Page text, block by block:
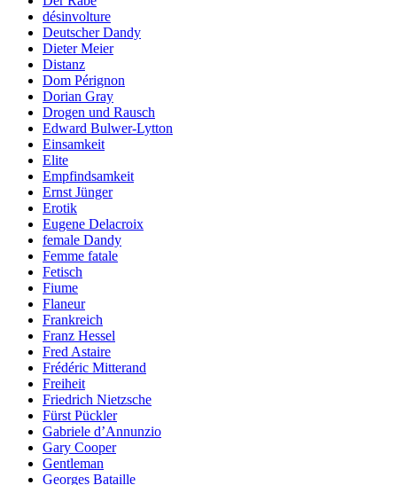
désinvolture
Deutscher Dandy
Dieter Meier
Distanz
Dom Pérignon
Dorian Gray
Drogen und Rausch
Edward Bulwer-Lytton
Einsamkeit
Elite
Empfindsamkeit
Ernst Jünger
Erotik
Eugene Delacroix
female Dandy
Femme fatale
Fetisch
Fiume
Flaneur
Frankreich
Franz Hessel
Fred Astaire
Frédéric Mitterand
Freiheit
Friedrich Nietzsche
Fürst Pückler
Gabriele d’Annunzio
Gary Cooper
Gentleman
Georges Bataille